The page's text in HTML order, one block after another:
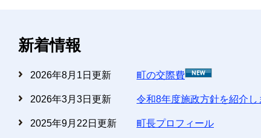
新着情報
2026年8月1日更新 町の交際費
2026年3月3日更新 令和8年度施政方針を紹介し
2025年9月22日更新 町長プロフィール